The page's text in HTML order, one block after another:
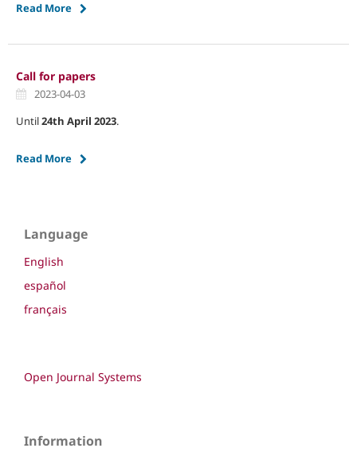
Read More
Call for papers
2023-04-03
Until24th April 2023.
Read More
Language
English
español
français
Open Journal Systems
Information